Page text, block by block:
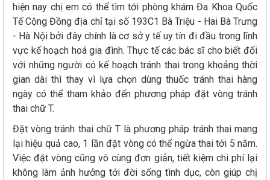
hiện nay chị em có thể tìm tới phòng khám Đa Khoa Quốc
Tế Cộng Đồng địa chỉ tại số 193C1 Bà Triệu - Hai Bà Trưng
- Hà Nội bởi đây chính là cơ sở y tế uy tín đi đầu trong lĩnh
vực kế hoạch hoá gia đình. Thực tế các bác sĩ cho biết đối
với những người có kế hoạch tránh thai trong khoảng thời
gian dài thì thay vì lựa chọn dùng thuốc tránh thai hàng
ngày có thể tham khảo đến phương pháp đặt vòng tránh
thai chữ T.
Đặt vòng tránh thai chữ T là phương pháp tránh thai mang
lại hiệu quả cao, 1 lần đặt vòng có thể ngừa thai tới 5 năm.
Việc đặt vòng cũng vô cùng đơn giản, tiết kiệm chi phí lại
không làm ảnh hưởng tới đời sống tình dục, còn giúp chị